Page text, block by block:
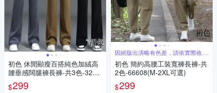
初色 休閒顯瘦百搭純色加絨高
腰垂感闊腿褲長褲-共3色-3257
9(M-4XL可選)
$299
因絕版出清略有色差，請依實際收到
商品為主
初色 簡約高腰工裝寬褲長褲-共
2色-66608(M-2XL可選)
$299